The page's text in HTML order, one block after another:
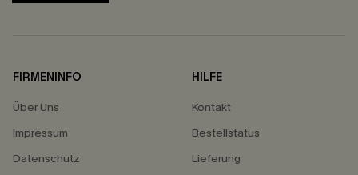
FIRMENINFO
Über Uns
Impressum
Datenschutz
HILFE
Kontakt
Bestellstatus
Lieferung